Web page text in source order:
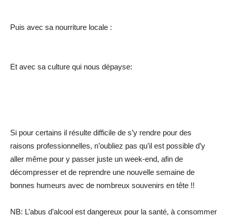
Puis avec sa nourriture locale :
Et avec sa culture qui nous dépayse:
Si pour certains il résulte difficile de s’y rendre pour des
raisons professionnelles, n’oubliez pas qu’il est possible d’y
aller même pour y passer juste un week-end, afin de
décompresser et de reprendre une nouvelle semaine de
bonnes humeurs avec de nombreux souvenirs en tête !!
NB: L’abus d’alcool est dangereux pour la santé, à consommer